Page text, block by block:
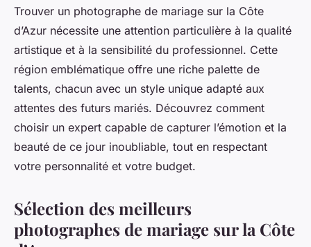
Trouver un photographe de mariage sur la Côte
d’Azur nécessite une attention particulière à la qualité
artistique et à la sensibilité du professionnel. Cette
région emblématique offre une riche palette de
talents, chacun avec un style unique adapté aux
attentes des futurs mariés. Découvrez comment
choisir un expert capable de capturer l’émotion et la
beauté de ce jour inoubliable, tout en respectant
votre personnalité et votre budget.
Sélection des meilleurs
photographes de mariage sur la Côte